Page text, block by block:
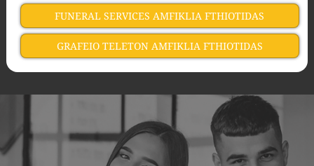
FUNERAL SERVICES AMFIKLIA FTHIOTIDAS
GRAFEIO TELETON AMFIKLIA FTHIOTIDAS